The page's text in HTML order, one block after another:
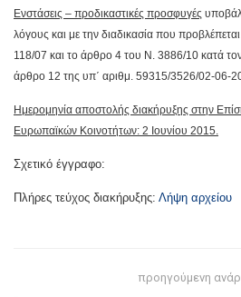
Ενστάσεις – προδικαστικές προσφυγές
λόγους και με την διαδικασία που
118/07 και το άρθρο 4 του Ν. 3886/10 κατά
άρθρο 12 της υπ΄ αριθμ. 59315/3526/02-06-
Ημερομηνία αποστολής διακήρυξης στην
Ευρωπαϊκών Κοινοτήτων: 2 Ιουνίου 2015.
Σχετικό έγγραφο:
Πλήρες τεύχος διακήρυξης: Λήψη αρχείου
προηγούμενη